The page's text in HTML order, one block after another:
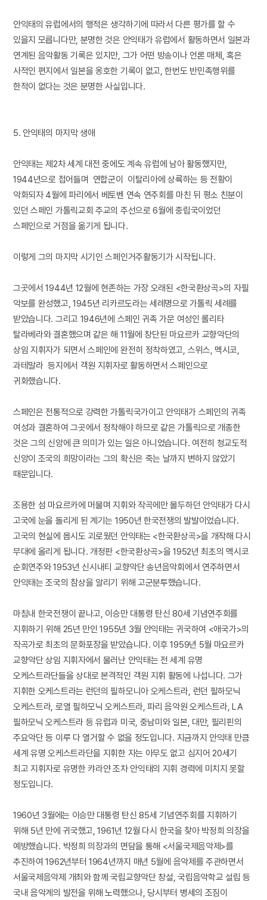
안익태의 유럽에서의 행적은 생각하기에 따라서 다른 평가를 할 수
있을지 모릅니다만, 분명한 것은 안익태가 유럽에서 활동하면서 일본과
연계된 음악활동 기록은 있지만, 그가 어떤 방송이나 언론 매체, 혹은
사적인 편지에서 일본을 옹호한 기록이 없고, 한번도 반민족행위를
한적이 없다는 것은 분명한 사실입니다.
5. 안익태의 마지막 생애
안익태는 제2차 세계 대전 중에도 계속 유럽에 남아 활동했지만,
1944년으로 접어들며 연합군이 이탈리아에 상륙하는 등 전황이
악화되자 4월에 파리에서 베토벤 연속 연주회를 마친 뒤 평소 친분이
있던 스페인 가톨릭교회 주교의 주선으로 6월에 중립국이었던
스페인으로 거점을 옮기게 됩니다.
이렇게 그의 마지막 시기인 스페인거주활동기가 시작됩니다.
그곳에서 1944년 12월에 현존하는 가장 오래된 <한국환상곡>의 자필
악보를 완성했고, 1945년 리카르도라는 세례명으로 가톨릭 세례를
받았습니다. 그리고 1946년에 스페인 귀족 가문 여성인 롤리타
탈라베라와 결혼했으며 같은 해 11월에 창단된 마요르카 교향악단의
상임 지휘자가 되면서 스페인에 완전히 정착하였고, 스위스, 멕시코,
과테말라 등지에서 객원 지휘자로 활동하면서 스페인으로
귀화했습니다.
스페인은 전통적으로 강력한 가톨릭국가이고 안익태가 스페인의 귀족
여성과 결혼하여 그곳에서 정착해야 하므로 같은 가톨릭으로 개종한
것은 그의 신앙에 큰 의미가 있는 일은 아니었습니다. 여전히 청교도적
신앙이 조국의 희망이라는 그의 확신은 죽는 날까지 변하지 않았기
때문입니다.
조용한 섬 마요르카에 머물며 지휘와 작곡에만 몰두하던 안익태가 다시
고국에 눈을 돌리게 된 계기는 1950년 한국전쟁의 발발이었습니다.
고국의 현실에 몹시도 괴로웠던 안익태는 <한국환상곡>을 개작해 다시
무대에 올리게 됩니다. 개정판 <한국환상곡>을 1952년 최초의 멕시코
순회연주와 1953년 신시내티 교향악단 송년음악회에서 연주하면서
안익태는 조국의 참상을 알리기 위해 고군분투했습니다.
마침내 한국전쟁이 끝나고, 이승만 대통령 탄신 80세 기념연주회를
지휘하기 위해 25년 만인 1955년 3월 안익태는 귀국하여 <애국가>의
작곡가로 최초의 문화포장을 받았습니다. 이후 1959년 5월 마요르카
교향악단 상임 지휘자에서 물러난 안익태는 전 세계 유명
오케스트라단들을 상대로 본격적인 객원 지휘 활동에 나섭니다. 그가
지휘한 오케스트라는 런던의 필하모니아 오케스트라, 런던 필하모닉
오케스트라, 로열 필하모닉 오케스트라, 파리 음악원 오케스트라, LA
필하모닉 오케스트라 등 유럽과 미국, 중남미와 일본, 대만, 필리핀의
주요악단 등 이루 다 열거할 수 없을 정도입니다. 지금까지 안익태 만큼
세계 유명 오케스트라단을 지휘한 자는 아무도 없고 심지어 20세기
최고 지휘자로 유명한 캬라얀 조차 안익태의 지휘 경력에 미치지 못할
정도입니다.
1960년 3월에는 이승만 대통령 탄신 85세 기념연주회를 지휘하기
위해 5년 만에 귀국했고, 1961년 12월 다시 한국을 찾아 박정희 의장을
예방했습니다. 박정희 의장과의 면담을 통해 <서울국제음악제>를
추진하여 1962년부터 1964년까지 매년 5월에 음악제를 주관하면서
서울국제음악제 개최와 함께 국립교향악단 창설, 국립음악학교 설립 등
국내 음악계의 발전을 위해 노력했으나, 당시부터 병세의 조짐이